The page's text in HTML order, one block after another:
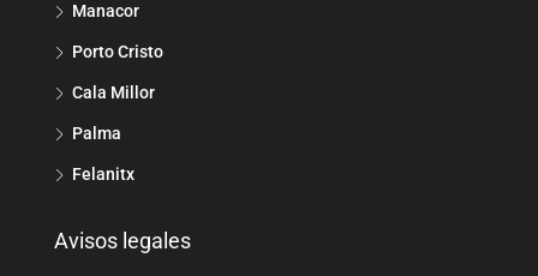
Manacor
Porto Cristo
Cala Millor
Palma
Felanitx
Avisos legales